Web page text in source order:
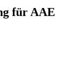
für AAE